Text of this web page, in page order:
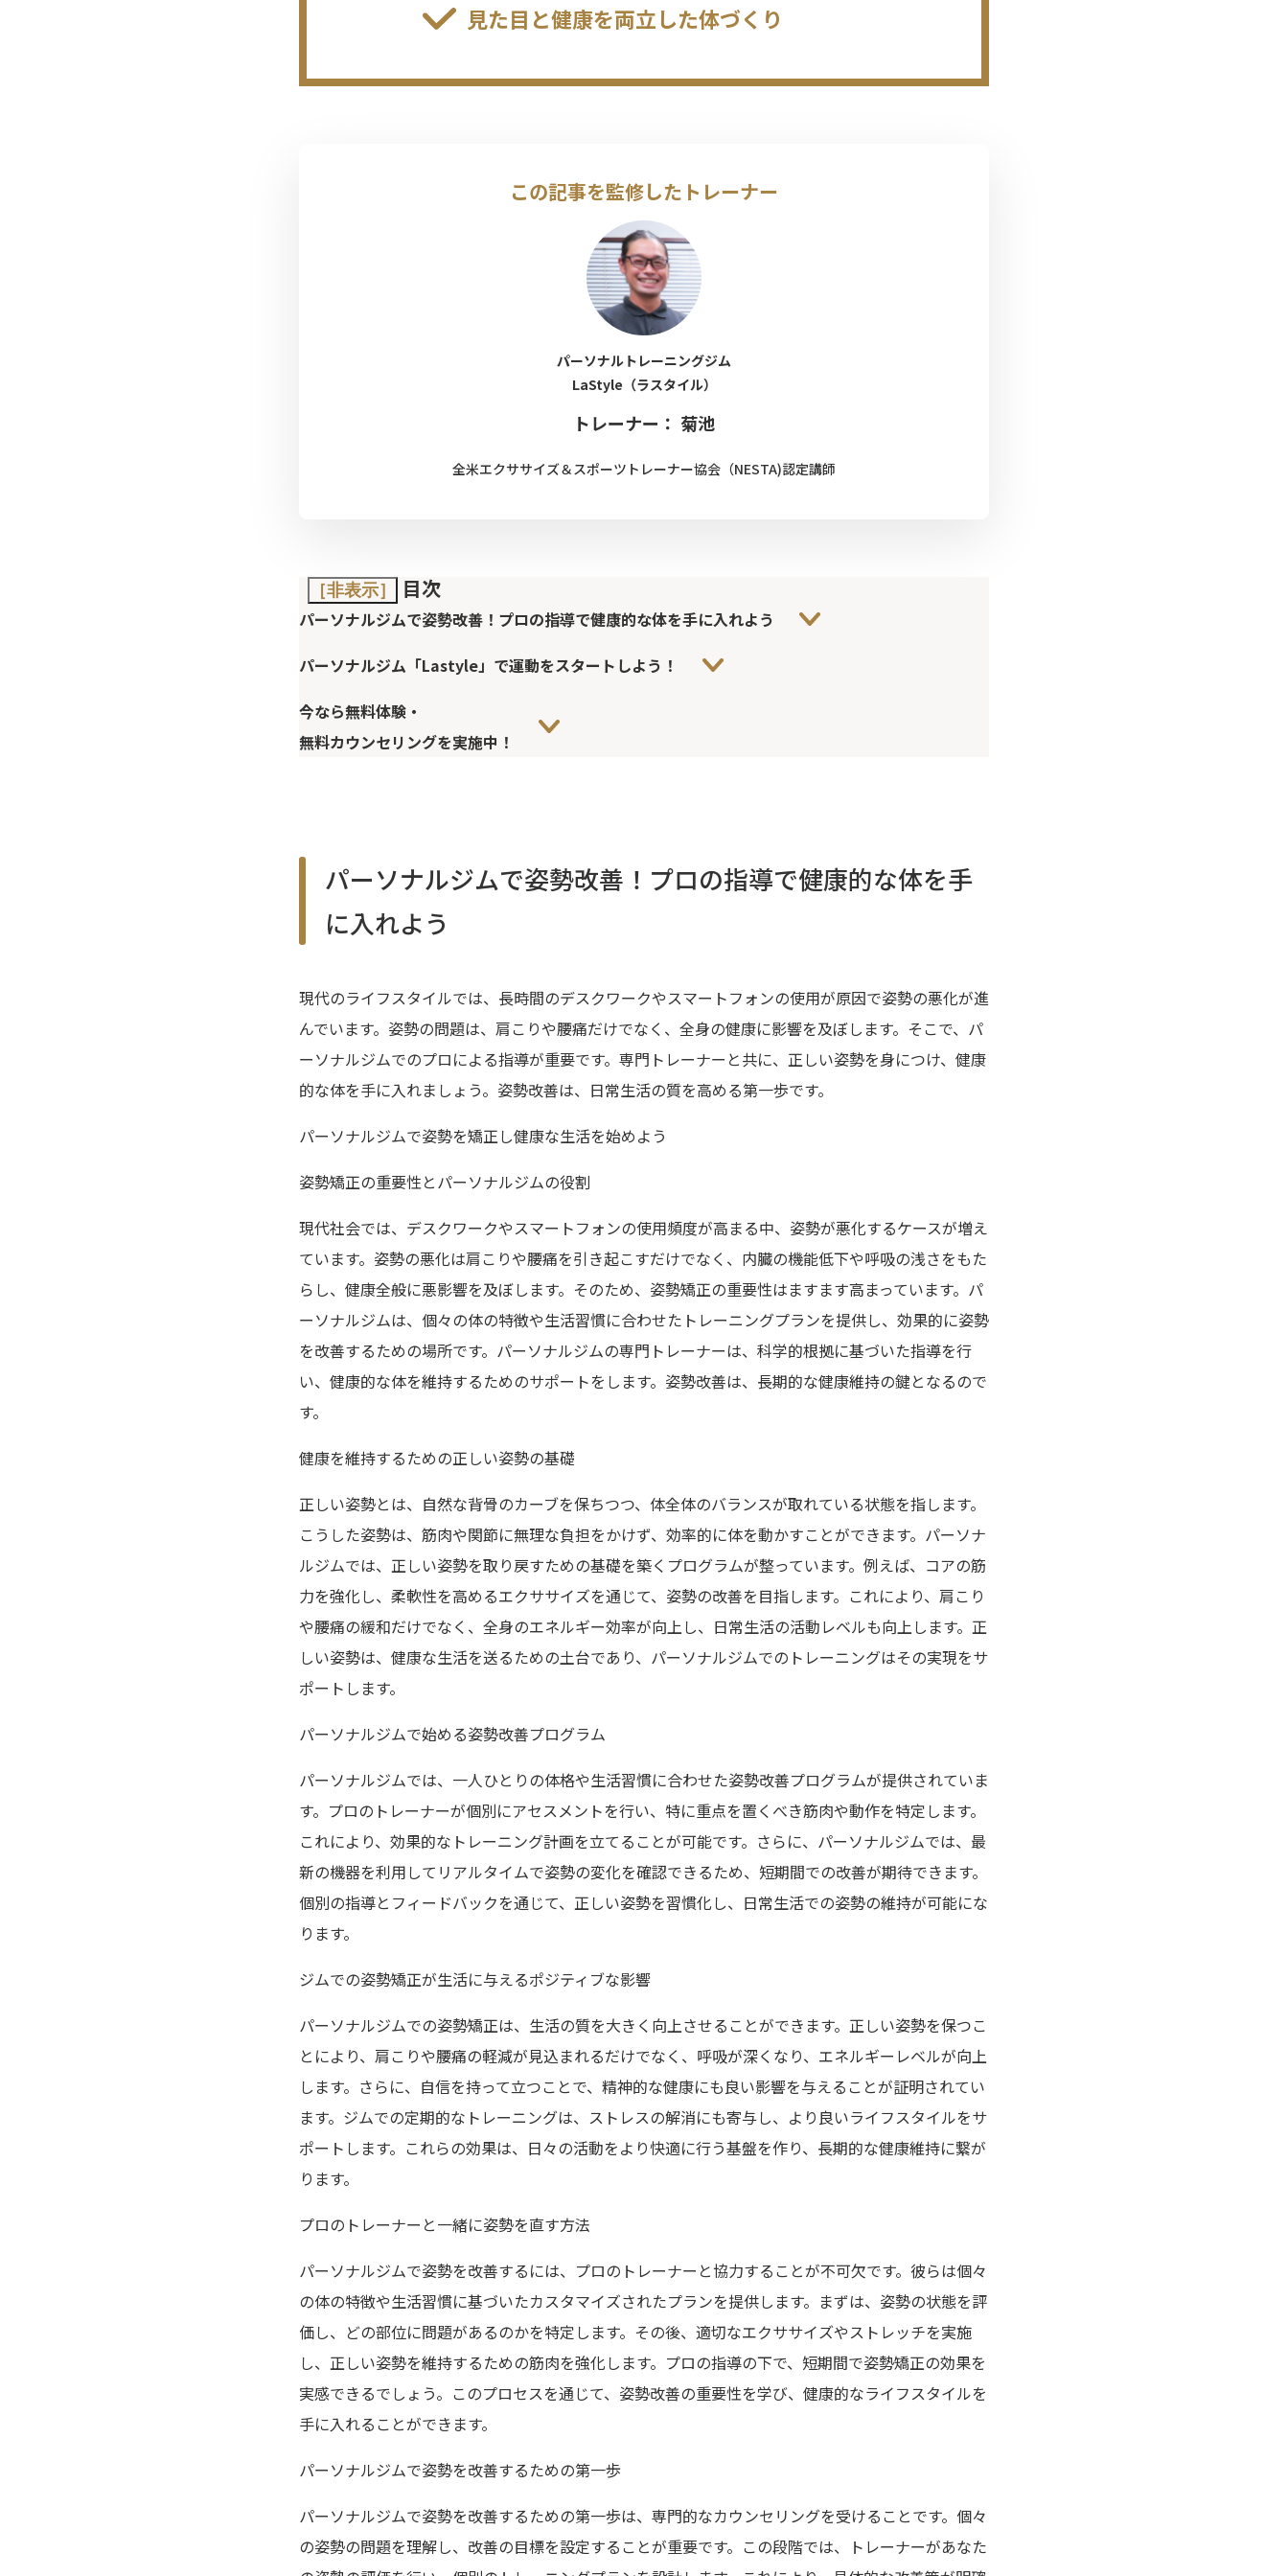
見た目と健康を両立した体づくり
この記事を監修したトレーナー
パーソナルトレーニングジム
LaStyle（ラスタイル）
トレーナー： 菊池
全米エクササイズ＆スポーツトレーナー協会（NESTA)認定講師
［非表示］ 目次
パーソナルジムで姿勢改善！プロの指導で健康的な体を手に入れよう
パーソナルジム「Lastyle」で運動をスタートしよう！
今なら無料体験・
無料カウンセリングを実施中！
パーソナルジムで姿勢改善！プロの指導で健康的な体を手
に入れよう
現代のライフスタイルでは、長時間のデスクワークやスマートフォンの使用が原因で姿勢の悪化が進
んでいます。姿勢の問題は、肩こりや腰痛だけでなく、全身の健康に影響を及ぼします。そこで、パ
ーソナルジムでのプロによる指導が重要です。専門トレーナーと共に、正しい姿勢を身につけ、健康
的な体を手に入れましょう。姿勢改善は、日常生活の質を高める第一歩です。
パーソナルジムで姿勢を矯正し健康な生活を始めよう
姿勢矯正の重要性とパーソナルジムの役割
現代社会では、デスクワークやスマートフォンの使用頻度が高まる中、姿勢が悪化するケースが増え
ています。姿勢の悪化は肩こりや腰痛を引き起こすだけでなく、内臓の機能低下や呼吸の浅さをもた
らし、健康全般に悪影響を及ぼします。そのため、姿勢矯正の重要性はますます高まっています。パ
ーソナルジムは、個々の体の特徴や生活習慣に合わせたトレーニングプランを提供し、効果的に姿勢
を改善するための場所です。パーソナルジムの専門トレーナーは、科学的根拠に基づいた指導を行
い、健康的な体を維持するためのサポートをします。姿勢改善は、長期的な健康維持の鍵となるので
す。
健康を維持するための正しい姿勢の基礎
正しい姿勢とは、自然な背骨のカーブを保ちつつ、体全体のバランスが取れている状態を指します。
こうした姿勢は、筋肉や関節に無理な負担をかけず、効率的に体を動かすことができます。パーソナ
ルジムでは、正しい姿勢を取り戻すための基礎を築くプログラムが整っています。例えば、コアの筋
力を強化し、柔軟性を高めるエクササイズを通じて、姿勢の改善を目指します。これにより、肩こり
や腰痛の緩和だけでなく、全身のエネルギー効率が向上し、日常生活の活動レベルも向上します。正
しい姿勢は、健康な生活を送るための土台であり、パーソナルジムでのトレーニングはその実現をサ
ポートします。
パーソナルジムで始める姿勢改善プログラム
パーソナルジムでは、一人ひとりの体格や生活習慣に合わせた姿勢改善プログラムが提供されていま
す。プロのトレーナーが個別にアセスメントを行い、特に重点を置くべき筋肉や動作を特定します。
これにより、効果的なトレーニング計画を立てることが可能です。さらに、パーソナルジムでは、最
新の機器を利用してリアルタイムで姿勢の変化を確認できるため、短期間での改善が期待できます。
個別の指導とフィードバックを通じて、正しい姿勢を習慣化し、日常生活での姿勢の維持が可能にな
ります。
ジムでの姿勢矯正が生活に与えるポジティブな影響
パーソナルジムでの姿勢矯正は、生活の質を大きく向上させることができます。正しい姿勢を保つこ
とにより、肩こりや腰痛の軽減が見込まれるだけでなく、呼吸が深くなり、エネルギーレベルが向上
します。さらに、自信を持って立つことで、精神的な健康にも良い影響を与えることが証明されてい
ます。ジムでの定期的なトレーニングは、ストレスの解消にも寄与し、より良いライフスタイルをサ
ポートします。これらの効果は、日々の活動をより快適に行う基盤を作り、長期的な健康維持に繋が
ります。
プロのトレーナーと一緒に姿勢を直す方法
パーソナルジムで姿勢を改善するには、プロのトレーナーと協力することが不可欠です。彼らは個々
の体の特徴や生活習慣に基づいたカスタマイズされたプランを提供します。まずは、姿勢の状態を評
価し、どの部位に問題があるのかを特定します。その後、適切なエクササイズやストレッチを実施
し、正しい姿勢を維持するための筋肉を強化します。プロの指導の下で、短期間で姿勢矯正の効果を
実感できるでしょう。このプロセスを通じて、姿勢改善の重要性を学び、健康的なライフスタイルを
手に入れることができます。
パーソナルジムで姿勢を改善するための第一歩
パーソナルジムで姿勢を改善するための第一歩は、専門的なカウンセリングを受けることです。個々
の姿勢の問題を理解し、改善の目標を設定することが重要です。この段階では、トレーナーがあなた